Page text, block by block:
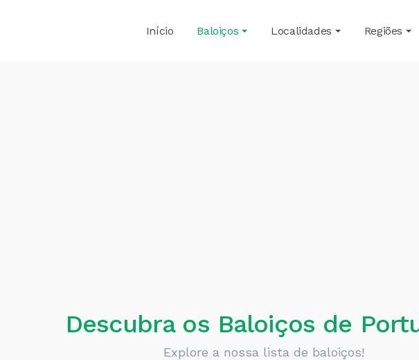
Início Baloiços Localidades Regiões
Descubra os Baloiços de
Explore a nossa lista de baloiços!